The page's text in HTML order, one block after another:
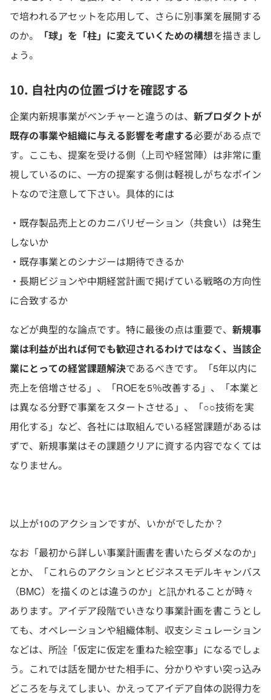
で培われるアセットを応用して、さらに別事業を展開する
のか。
「球」を「柱」に変えていくための構想を描きまし
ょう。
10. 自社内の位置づけを確認する
企業内新規事業がベンチャーと違うのは、 新プロダクトが
既存の事業や組織に与える影響を考慮する必要がある点で
す。ここも、提案を受ける側（上司や経営陣）は非常に重
視しているのに、一方の提案する側は軽視しがちなポイン
トなので注意して下さい。具体的には
・既存製品売上とのカニバリゼーション（共食い）は発生
しないか
・既存事業とのシナジーは期待できるか
・長期ビジョンや中期経営計画で掲げている戦略の方向性
に合致するか
などが典型的な論点です。特に最後の点は重要で、 新規事
業は利益が出れば何でも歓迎されるわけではなく、当該企
業にとっての経営課題解決であるべきです。「5年以内に
売上を倍増させる」、「ROEを5％改善する」、「本業と
は異なる分野で事業をスタートさせる」、「○○技術を実
用化する」など、各社には取組んでいる経営課題があるは
ずで、新規事業はその課題クリアに資する内容でなくては
なりません。
以上が10のアクションですが、いかがでしたか？
なお「最初から詳しい事業計画書を書いたらダメなのか」
とか、「これらのアクションとビジネスモデルキャンバス
（BMC）を描くのとは違うのか」と訊かれることが時々
あります。アイデア段階でいきなり事業計画を書こうとし
ても、オペレーションや組織体制、収支シミュレーション
などは、所詮「仮定に仮定を重ねた絵空事」になるでしょ
う。これでは話を聞かせた相手に、分かりやすい突っ込み
どころを与えてしまい、かえってアイデア自体の説得力を